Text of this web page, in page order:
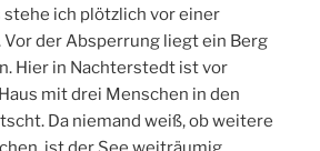
ich plötzlich vor einer
Vor der Absperrung liegt ein Berg
Hier in Nachterstedt ist vor
mit drei Menschen in den
Da niemand weiß, ob weitere